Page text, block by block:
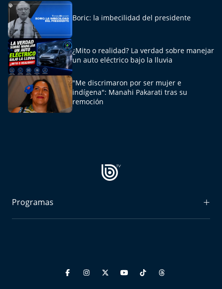
Boric: la imbecilidad del presidente
¿Mito o realidad? La verdad sobre manejar
un auto eléctrico bajo la lluvia
"Me discrimaron por ser mujer e
indígena": Manahi Pakarati tras su
remoción
Programas
Podría Ser Peor